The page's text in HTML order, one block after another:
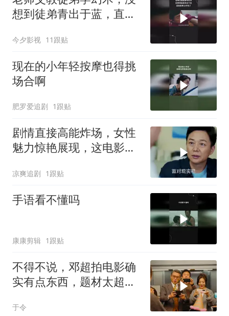
想到徒弟青出于蓝，直接
今夕影视 11跟贴
现在的小年轻按摩也得挑
场合啊
肥罗爱追剧 1跟贴
剧情直接高能炸场，女性
魅力惊艳展现，这电影堪
凉爽追剧 1跟贴
手语看不懂吗
康康剪辑 1跟贴
不得不说，邓超拍电影确
实有点东西，题材太超前
于令